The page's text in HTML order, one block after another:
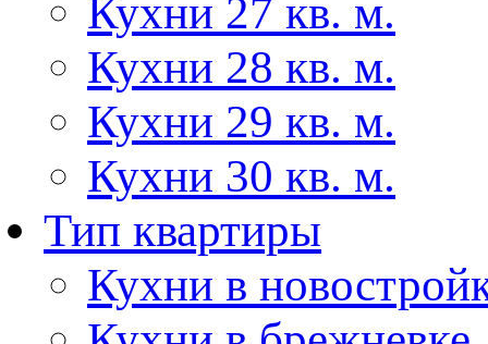
Кухни 27 кв. м.
Кухни 28 кв. м.
Кухни 29 кв. м.
Кухни 30 кв. м.
Тип квартиры
Кухни в